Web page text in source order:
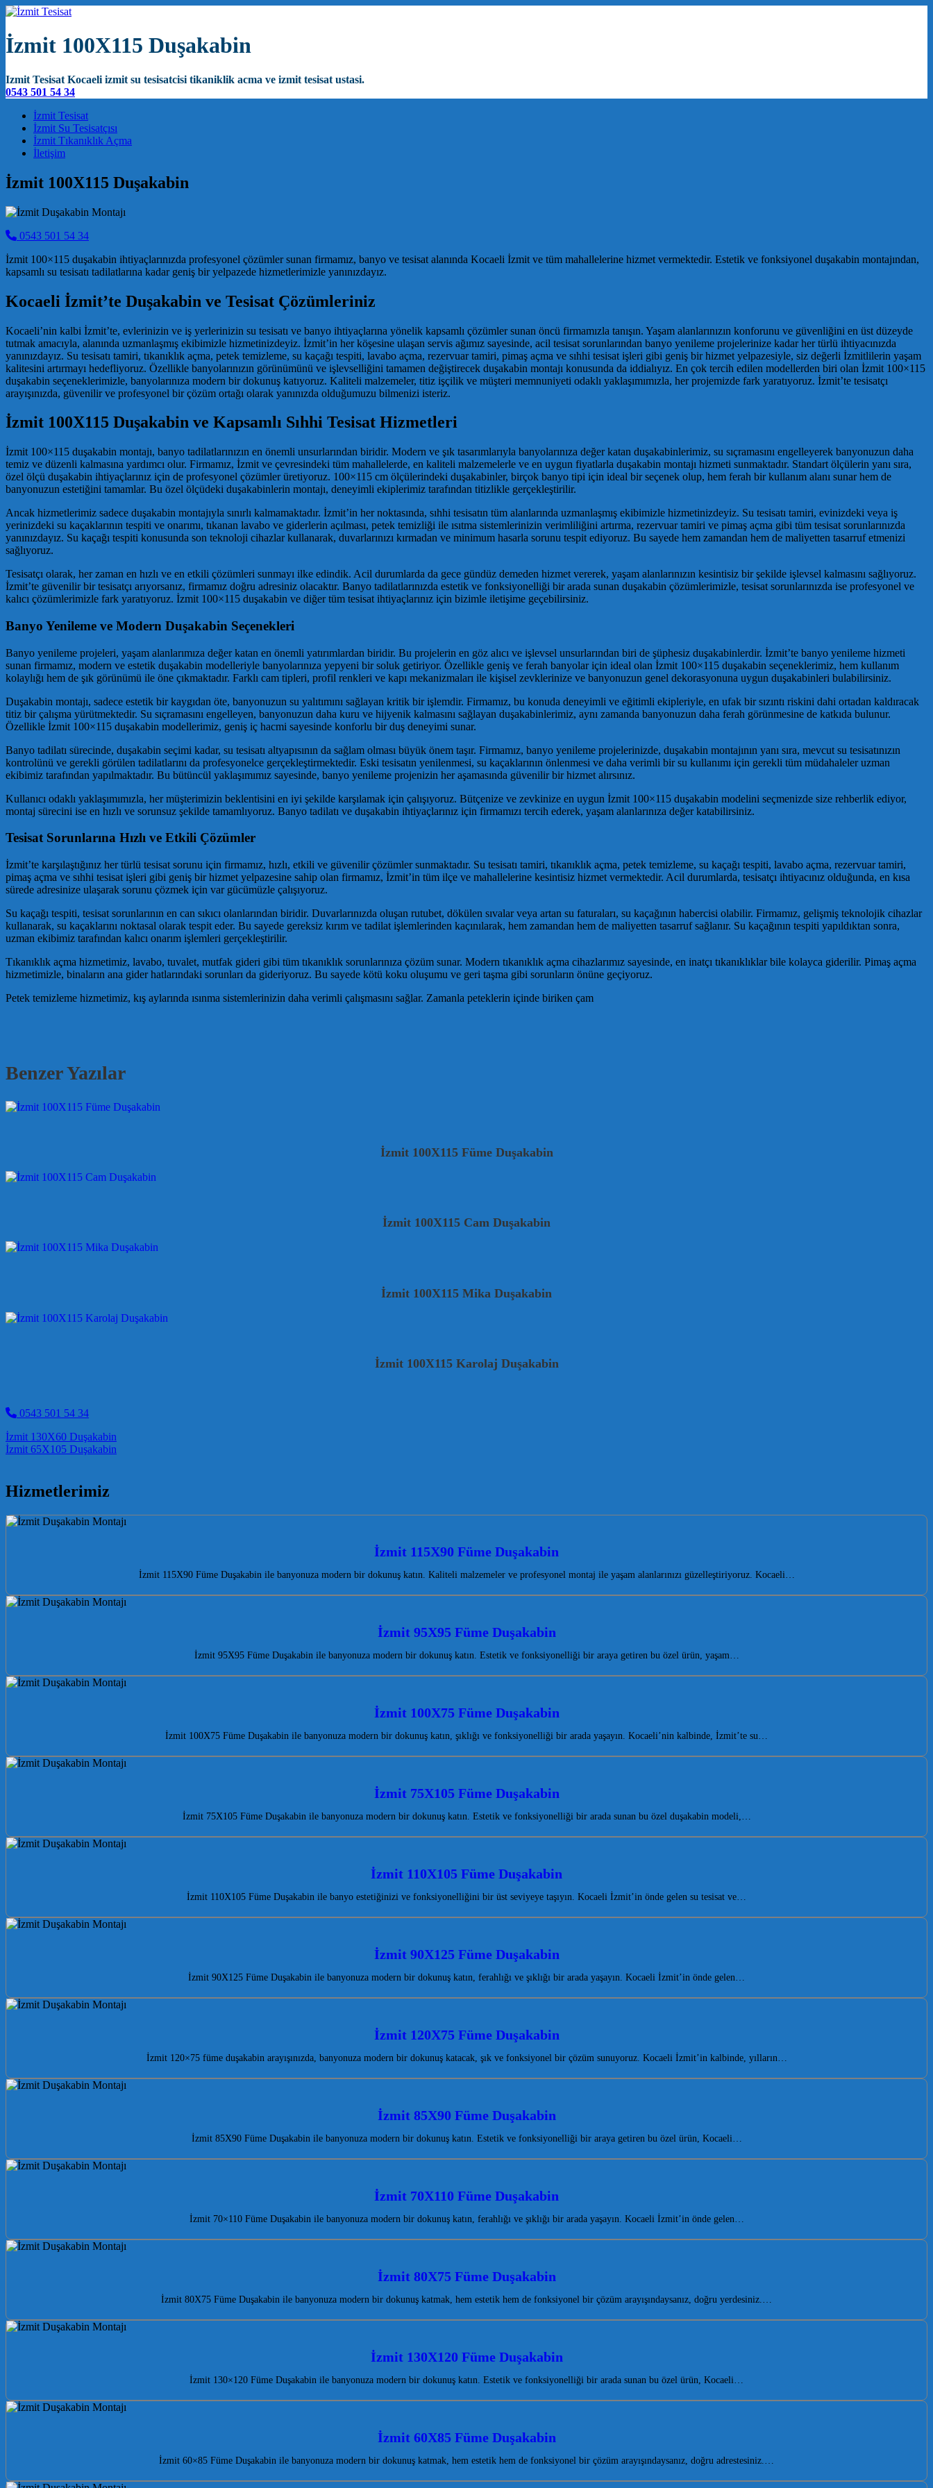
İzmit 100X115 Duşakabin
Izmit Tesisat Kocaeli izmit su tesisatcisi tikaniklik acma ve izmit tesisat ustasi.
0543 501 54 34
Main Navigation
İzmit Tesisat
İzmit Su Tesisatçısı
İzmit Tıkanıklık Açma
İletişim
İzmit 100X115 Duşakabin
0543 501 54 34
İzmit 100×115 duşakabin ihtiyaçlarınızda profesyonel çözümler sunan firmamız, banyo ve tesisat alanında Kocaeli İzmit ve tüm mahallelerine hizmet vermektedir. Estetik ve fonksiyonel duşakabin montajından,
kapsamlı su tesisatı tadilatlarına kadar geniş bir yelpazede hizmetlerimizle yanınızdayız.
Kocaeli İzmit’te Duşakabin ve Tesisat Çözümleriniz
Kocaeli’nin kalbi İzmit’te, evlerinizin ve iş yerlerinizin su tesisatı ve banyo ihtiyaçlarına yönelik kapsamlı çözümler sunan öncü firmamızla tanışın. Yaşam alanlarınızın konforunu ve güvenliğini en üst düzeyde
tutmak amacıyla, alanında uzmanlaşmış ekibimizle hizmetinizdeyiz. İzmit’in her köşesine ulaşan servis ağımız sayesinde, acil tesisat sorunlarından banyo yenileme projelerinize kadar her türlü ihtiyacınızda
yanınızdayız. Su tesisatı tamiri, tıkanıklık açma, petek temizleme, su kaçağı tespiti, lavabo açma, rezervuar tamiri, pimaş açma ve sıhhi tesisat işleri gibi geniş bir hizmet yelpazesiyle, siz değerli İzmitlilerin yaşam
kalitesini artırmayı hedefliyoruz. Özellikle banyolarınızın görünümünü ve işlevselliğini tamamen değiştirecek duşakabin montajı konusunda da iddialıyız. En çok tercih edilen modellerden biri olan İzmit 100×115
duşakabin seçeneklerimizle, banyolarınıza modern bir dokunuş katıyoruz. Kaliteli malzemeler, titiz işçilik ve müşteri memnuniyeti odaklı yaklaşımımızla, her projemizde fark yaratıyoruz. İzmit’te tesisatçı
arayışınızda, güvenilir ve profesyonel bir çözüm ortağı olarak yanınızda olduğumuzu bilmenizi isteriz.
İzmit 100X115 Duşakabin ve Kapsamlı Sıhhi Tesisat Hizmetleri
İzmit 100×115 duşakabin montajı, banyo tadilatlarınızın en önemli unsurlarından biridir. Modern ve şık tasarımlarıyla banyolarınıza değer katan duşakabinlerimiz, su sıçramasını engelleyerek banyonuzun daha
temiz ve düzenli kalmasına yardımcı olur. Firmamız, İzmit ve çevresindeki tüm mahallelerde, en kaliteli malzemelerle ve en uygun fiyatlarla duşakabin montajı hizmeti sunmaktadır. Standart ölçülerin yanı sıra,
özel ölçü duşakabin ihtiyaçlarınız için de profesyonel çözümler üretiyoruz. 100×115 cm ölçülerindeki duşakabinler, birçok banyo tipi için ideal bir seçenek olup, hem ferah bir kullanım alanı sunar hem de
banyonuzun estetiğini tamamlar. Bu özel ölçüdeki duşakabinlerin montajı, deneyimli ekiplerimiz tarafından titizlikle gerçekleştirilir.
Ancak hizmetlerimiz sadece duşakabin montajıyla sınırlı kalmamaktadır. İzmit’in her noktasında, sıhhi tesisatın tüm alanlarında uzmanlaşmış ekibimizle hizmetinizdeyiz. Su tesisatı tamiri, evinizdeki veya iş
yerinizdeki su kaçaklarının tespiti ve onarımı, tıkanan lavabo ve giderlerin açılması, petek temizliği ile ısıtma sistemlerinizin verimliliğini artırma, rezervuar tamiri ve pimaş açma gibi tüm tesisat sorunlarınızda
yanınızdayız. Su kaçağı tespiti konusunda son teknoloji cihazlar kullanarak, duvarlarınızı kırmadan ve minimum hasarla sorunu tespit ediyoruz. Bu sayede hem zamandan hem de maliyetten tasarruf etmenizi
sağlıyoruz.
Tesisatçı olarak, her zaman en hızlı ve en etkili çözümleri sunmayı ilke edindik. Acil durumlarda da gece gündüz demeden hizmet vererek, yaşam alanlarınızın kesintisiz bir şekilde işlevsel kalmasını sağlıyoruz.
İzmit’te güvenilir bir tesisatçı arıyorsanız, firmamız doğru adresiniz olacaktır. Banyo tadilatlarınızda estetik ve fonksiyonelliği bir arada sunan duşakabin çözümlerimizle, tesisat sorunlarınızda ise profesyonel ve
kalıcı çözümlerimizle fark yaratıyoruz. İzmit 100×115 duşakabin ve diğer tüm tesisat ihtiyaçlarınız için bizimle iletişime geçebilirsiniz.
Banyo Yenileme ve Modern Duşakabin Seçenekleri
Banyo yenileme projeleri, yaşam alanlarımıza değer katan en önemli yatırımlardan biridir. Bu projelerin en göz alıcı ve işlevsel unsurlarından biri de şüphesiz duşakabinlerdir. İzmit’te banyo yenileme hizmeti
sunan firmamız, modern ve estetik duşakabin modelleriyle banyolarınıza yepyeni bir soluk getiriyor. Özellikle geniş ve ferah banyolar için ideal olan İzmit 100×115 duşakabin seçeneklerimiz, hem kullanım
kolaylığı hem de şık görünümü ile öne çıkmaktadır. Farklı cam tipleri, profil renkleri ve kapı mekanizmaları ile kişisel zevklerinize ve banyonuzun genel dekorasyonuna uygun duşakabinleri bulabilirsiniz.
Duşakabin montajı, sadece estetik bir kaygıdan öte, banyonuzun su yalıtımını sağlayan kritik bir işlemdir. Firmamız, bu konuda deneyimli ve eğitimli ekipleriyle, en ufak bir sızıntı riskini dahi ortadan kaldıracak
titiz bir çalışma yürütmektedir. Su sıçramasını engelleyen, banyonuzun daha kuru ve hijyenik kalmasını sağlayan duşakabinlerimiz, aynı zamanda banyonuzun daha ferah görünmesine de katkıda bulunur.
Özellikle İzmit 100×115 duşakabin modellerimiz, geniş iç hacmi sayesinde konforlu bir duş deneyimi sunar.
Banyo tadilatı sürecinde, duşakabin seçimi kadar, su tesisatı altyapısının da sağlam olması büyük önem taşır. Firmamız, banyo yenileme projelerinizde, duşakabin montajının yanı sıra, mevcut su tesisatınızın
kontrolünü ve gerekli görülen tadilatlarını da profesyonelce gerçekleştirmektedir. Eski tesisatın yenilenmesi, su kaçaklarının önlenmesi ve daha verimli bir su kullanımı için gerekli tüm müdahaleler uzman
ekibimiz tarafından yapılmaktadır. Bu bütüncül yaklaşımımız sayesinde, banyo yenileme projenizin her aşamasında güvenilir bir hizmet alırsınız.
Kullanıcı odaklı yaklaşımımızla, her müşterimizin beklentisini en iyi şekilde karşılamak için çalışıyoruz. Bütçenize ve zevkinize en uygun İzmit 100×115 duşakabin modelini seçmenizde size rehberlik ediyor,
montaj sürecini ise en hızlı ve sorunsuz şekilde tamamlıyoruz. Banyo tadilatı ve duşakabin ihtiyaçlarınız için firmamızı tercih ederek, yaşam alanlarınıza değer katabilirsiniz.
Tesisat Sorunlarına Hızlı ve Etkili Çözümler
İzmit’te karşılaştığınız her türlü tesisat sorunu için firmamız, hızlı, etkili ve güvenilir çözümler sunmaktadır. Su tesisatı tamiri, tıkanıklık açma, petek temizleme, su kaçağı tespiti, lavabo açma, rezervuar tamiri,
pimaş açma ve sıhhi tesisat işleri gibi geniş bir hizmet yelpazesine sahip olan firmamız, İzmit’in tüm ilçe ve mahallelerine kesintisiz hizmet vermektedir. Acil durumlarda, tesisatçı ihtiyacınız olduğunda, en kısa
sürede adresinize ulaşarak sorunu çözmek için var gücümüzle çalışıyoruz.
Su kaçağı tespiti, tesisat sorunlarının en can sıkıcı olanlarından biridir. Duvarlarınızda oluşan rutubet, dökülen sıvalar veya artan su faturaları, su kaçağının habercisi olabilir. Firmamız, gelişmiş teknolojik cihazlar
kullanarak, su kaçaklarını noktasal olarak tespit eder. Bu sayede gereksiz kırım ve tadilat işlemlerinden kaçınılarak, hem zamandan hem de maliyetten tasarruf sağlanır. Su kaçağının tespiti yapıldıktan sonra,
uzman ekibimiz tarafından kalıcı onarım işlemleri gerçekleştirilir.
Tıkanıklık açma hizmetimiz, lavabo, tuvalet, mutfak gideri gibi tüm tıkanıklık sorunlarınıza çözüm sunar. Modern tıkanıklık açma cihazlarımız sayesinde, en inatçı tıkanıklıklar bile kolayca giderilir. Pimaş açma
hizmetimizle, binaların ana gider hatlarındaki sorunları da gideriyoruz. Bu sayede kötü koku oluşumu ve geri taşma gibi sorunların önüne geçiyoruz.
Petek temizleme hizmetimiz, kış aylarında ısınma sistemlerinizin daha verimli çalışmasını sağlar. Zamanla peteklerin içinde biriken çam
Benzer Yazılar
İzmit 100X115 Füme Duşakabin
İzmit 100X115 Cam Duşakabin
İzmit 100X115 Mika Duşakabin
İzmit 100X115 Karolaj Duşakabin
0543 501 54 34
Post navigation
İzmit 130X60 Duşakabin
İzmit 65X105 Duşakabin
Hizmetlerimiz
İzmit 115X90 Füme Duşakabin
İzmit 115X90 Füme Duşakabin ile banyonuza modern bir dokunuş katın. Kaliteli malzemeler ve profesyonel montaj ile yaşam alanlarınızı güzelleştiriyoruz. Kocaeli…
İzmit 95X95 Füme Duşakabin
İzmit 95X95 Füme Duşakabin ile banyonuza modern bir dokunuş katın. Estetik ve fonksiyonelliği bir araya getiren bu özel ürün, yaşam…
İzmit 100X75 Füme Duşakabin
İzmit 100X75 Füme Duşakabin ile banyonuza modern bir dokunuş katın, şıklığı ve fonksiyonelliği bir arada yaşayın. Kocaeli’nin kalbinde, İzmit’te su…
İzmit 75X105 Füme Duşakabin
İzmit 75X105 Füme Duşakabin ile banyonuza modern bir dokunuş katın. Estetik ve fonksiyonelliği bir arada sunan bu özel duşakabin modeli,…
İzmit 110X105 Füme Duşakabin
İzmit 110X105 Füme Duşakabin ile banyo estetiğinizi ve fonksiyonelliğini bir üst seviyeye taşıyın. Kocaeli İzmit’in önde gelen su tesisat ve…
İzmit 90X125 Füme Duşakabin
İzmit 90X125 Füme Duşakabin ile banyonuza modern bir dokunuş katın, ferahlığı ve şıklığı bir arada yaşayın. Kocaeli İzmit’in önde gelen…
İzmit 120X75 Füme Duşakabin
İzmit 120×75 füme duşakabin arayışınızda, banyonuza modern bir dokunuş katacak, şık ve fonksiyonel bir çözüm sunuyoruz. Kocaeli İzmit’in kalbinde, yılların…
İzmit 85X90 Füme Duşakabin
İzmit 85X90 Füme Duşakabin ile banyonuza modern bir dokunuş katın. Estetik ve fonksiyonelliği bir araya getiren bu özel ürün, Kocaeli…
İzmit 70X110 Füme Duşakabin
İzmit 70×110 Füme Duşakabin ile banyonuza modern bir dokunuş katın, ferahlığı ve şıklığı bir arada yaşayın. Kocaeli İzmit’in önde gelen…
İzmit 80X75 Füme Duşakabin
İzmit 80X75 Füme Duşakabin ile banyonuza modern bir dokunuş katmak, hem estetik hem de fonksiyonel bir çözüm arayışındaysanız, doğru yerdesiniz.…
İzmit 130X120 Füme Duşakabin
İzmit 130×120 Füme Duşakabin ile banyonuza modern bir dokunuş katın. Estetik ve fonksiyonelliği bir arada sunan bu özel ürün, Kocaeli…
İzmit 60X85 Füme Duşakabin
İzmit 60×85 Füme Duşakabin ile banyonuza modern bir dokunuş katmak, hem estetik hem de fonksiyonel bir çözüm arayışındaysanız, doğru adrestesiniz.…